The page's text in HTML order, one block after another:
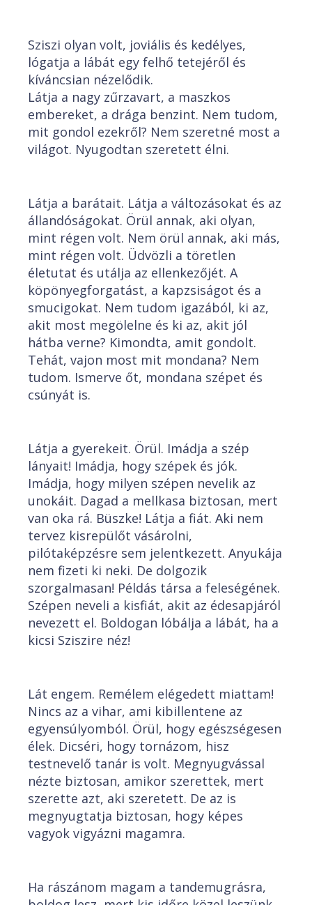
Sziszi olyan volt, joviális és kedélyes,
lógatja a lábát egy felhő tetejéről és
kíváncsian nézelődik.
Látja a nagy zűrzavart, a maszkos
embereket, a drága benzint. Nem tudom,
mit gondol ezekről? Nem szeretné most a
világot. Nyugodtan szeretett élni.
Látja a barátait. Látja a változásokat és az
állandóságokat. Örül annak, aki olyan,
mint régen volt. Nem örül annak, aki más,
mint régen volt. Üdvözli a töretlen
életutat és utálja az ellenkezőjét. A
köpönyegforgatást, a kapzsiságot és a
smucigokat. Nem tudom igazából, ki az,
akit most megölelne és ki az, akit jól
hátba verne? Kimondta, amit gondolt.
Tehát, vajon most mit mondana? Nem
tudom. Ismerve őt, mondana szépet és
csúnyát is.
Látja a gyerekeit. Örül. Imádja a szép
lányait! Imádja, hogy szépek és jók.
Imádja, hogy milyen szépen nevelik az
unokáit. Dagad a mellkasa biztosan, mert
van oka rá. Büszke! Látja a fiát. Aki nem
tervez kisrepülőt vásárolni,
pilótaképzésre sem jelentkezett. Anyukája
nem fizeti ki neki. De dolgozik
szorgalmasan! Példás társa a feleségének.
Szépen neveli a kisfiát, akit az édesapjáról
nevezett el. Boldogan lóbálja a lábát, ha a
kicsi Sziszire néz!
Lát engem. Remélem elégedett miattam!
Nincs az a vihar, ami kibillentene az
egyensúlyomból. Örül, hogy egészségesen
élek. Dicséri, hogy tornázom, hisz
testnevelő tanár is volt. Megnyugvással
nézte biztosan, amikor szerettek, mert
szerette azt, aki szeretett. De az is
megnyugtatja biztosan, hogy képes
vagyok vigyázni magamra.
Ha rászánom magam a tandemugrásra,